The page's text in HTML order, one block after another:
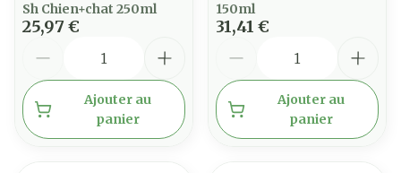
Sh Chien+chat 250ml
25,97 €
Ajouter au
panier
150ml
31,41 €
Ajouter au
panier